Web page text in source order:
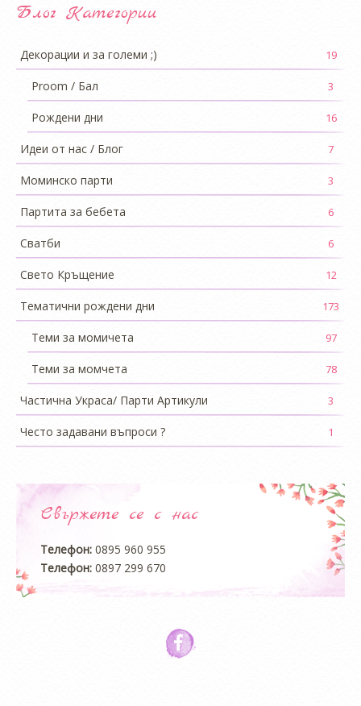
Блог Категории
Декорации и за големи ;) 19
Proom / Бал 3
Рождени дни 16
Идеи от нас / Блог 7
Моминско парти 3
Партита за бебета 6
Сватби 6
Свето Кръщение 12
Тематични рождени дни 173
Теми за момичета 97
Теми за момчета 78
Частична Украса/ Парти Артикули 3
Често задавани въпроси ? 1
Свържете се с нас
Телефон: 0895 960 955
Телефон: 0897 299 670